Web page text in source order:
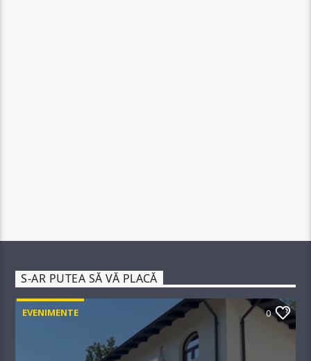
S-AR PUTEA SĂ VĂ PLACĂ
EVENIMENTE 0